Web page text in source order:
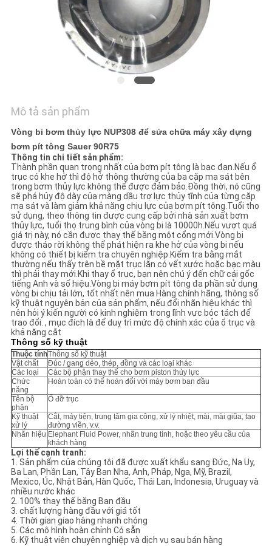
SƠ
ĐỒ
TRANG
WEB
PRIVACY
POLICY
Mô tả sản phẩm
Vòng bi bơm thủy lực NUP308 để sửa chữa máy xây dựng
bơm pít tông Sauer 90R75
Thông tin chi tiết sản phẩm:
Thành phần quan trọng nhất của bơm pít tông là bạc đạn.Nếu ổ
trục có khe hở thì độ hở thông thường của ba cặp ma sát bên
trong bơm thủy lực không thể được đảm bảo.Đồng thời, nó cũng
sẽ phá hủy độ dày của màng dầu trợ lực thủy tĩnh của từng cặp
ma sát và làm giảm khả năng chịu lực của bơm pít tông.Tuổi thọ
sử dụng, theo thông tin được cung cấp bởi nhà sản xuất bơm
thủy lực, tuổi thọ trung bình của vòng bi là 10000h.Nếu vượt quá
giá trị này, nó cần được thay thế bằng một cổng mới.Vòng bi
được tháo rời không thể phát hiện ra khe hở của vòng bi nếu
không có thiết bị kiểm tra chuyên nghiệp.Kiểm tra bằng mắt
thường nếu thấy trên bề mặt trục lăn có vết xước hoặc bạc màu
thì phải thay mới.Khi thay ổ trục, bạn nên chú ý đến chữ cái gốc
tiếng Anh và số hiệu.Vòng bi máy bơm pít tông đa phần sử dụng
vòng bi chịu tải lớn, tốt nhất nên mua Hàng chính hãng, thông số
kỹ thuật nguyên bản của sản phẩm, nếu đổi nhãn hiệu khác thì
nên hỏi ý kiến ​​người có kinh nghiệm trong lĩnh vực bóc tách để
trao đổi. , mục đích là để duy trì mức độ chính xác của ổ trục và
khả năng cắt
Thông số kỹ thuật
Thuộc tínhThông số kỹ thuật
Vật chất
Đúc / gang dẻo, thép, đồng và các loại khác
Các loại
Các bộ phận thay thế cho bơm piston thủy lực
Chức
năng
Hoàn toàn có thể hoán đổi với máy bơm ban đầu
Tên bộ
phận
Ổ đỡ trục
Kỹ thuật
xử lý
Cắt, máy tiện, trung tâm gia công, xử lý nhiệt, mài, mài giũa, tạo
đường viền, v.v.
Nhãn hiệu Elephant Fluid Power, nhãn trung tính, hoặc theo yêu cầu của
khách hàng
Lợi thế cạnh tranh:
1. Sản phẩm của chúng tôi đã được xuất khẩu sang Đức, Na Uy,
Ba Lan, Phần Lan, Tây Ban Nha, Anh, Pháp, Nga, Mỹ, Brazil,
Mexico, Úc, Nhật Bản, Hàn Quốc, Thái Lan, Indonesia, Uruguay và
nhiều nước khác
2. 100% thay thế bằng Ban đầu
3. chất lượng hàng đầu với giá tốt
4. Thời gian giao hàng nhanh chóng
5. Các mô hình hoàn chỉnh Có sẵn
6. Kỹ thuật viên chuyên nghiệp và dịch vụ sau bán hàng